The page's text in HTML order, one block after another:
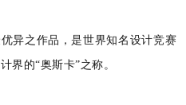
异之作品，是世界知名设计竞赛
界的“奥斯卡”之称。